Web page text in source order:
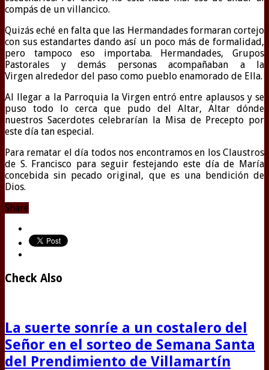
compás de un villancico.
Quizás eché en falta que las Hermandades formaran cortejo
con sus estandartes dando así un poco más de formalidad,
pero tampoco eso importaba. Hermandades, Grupos
Pastorales y demás personas acompañaban a la
Virgen alrededor del paso como pueblo enamorado de Ella.
Al llegar a la Parroquia la Virgen entró entre aplausos y se
puso todo lo cerca que pudo del Altar, Altar dónde
nuestros Sacerdotes celebrarían la Misa de Precepto por
este día tan especial.
Para rematar el día todos nos encontramos en los Claustros
de S. Francisco para seguir festejando este día de María
concebida sin pecado original, que es una bendición de
Dios.
Share
Check Also
La suerte sonríe a un costalero del
Señor en el sorteo de Semana Santa
del Prendimiento de Villamartín